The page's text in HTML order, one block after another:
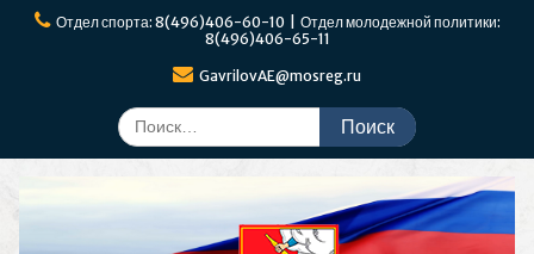
ПерейтиОтдел спорта: 8(496)406-60-10 | Отдел молодежной политики:
8(496)406-65-11
GavrilovAE@mosreg.ru
Поиск
по: